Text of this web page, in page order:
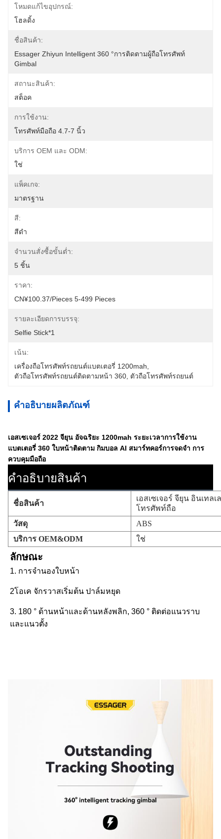
โหมดแก้ไขอุปกรณ์:
โฮลดิ้ง
ชื่อสินค้า:
Essager Zhiyun Intelligent 360 °การติดตามผู้ถือโทรศัพท์
Gimbal
สถานะสินค้า:
สต็อค
การใช้งาน:
โทรศัพท์มือถือ 4.7-7 นิ้ว
บริการ OEM และ ODM:
ใช่
แพ็คเกจ:
มาตรฐาน
สี:
สีดำ
จำนวนสั่งซื้อขั้นต่ำ:
5 ชิ้น
ราคา:
CN¥100.37/pieces 5-499 Pieces
รายละเอียดการบรรจุ:
Selfie Stick*1
เน้น:
เครื่องถือโทรศัพท์รถยนต์แบตเตอรี่ 1200mah
ตัวถือโทรศัพท์รถยนต์ติดตามหน้า 360 ตัวถือโทรศัพท์รถยนต์
คำอธิบายผลิตภัณฑ์
เอสเซเจอร์ 2022 จียุน อัจฉริยะ 1200mah ระยะเวลาการใช้งาน
แบตเตอรี่ 360 ใบหน้าติดตาม กิมบอล AI สมาร์ทคอร์การจดจํา การ
ควบคุมมือถือ
คําอธิบายสินค้า
ชื่อสินค้า
เอสเซเจอร์ จียุน อินเทล
โทรศัพท์ถือ
วัสดุ
ABS
บริการ OEM&ODM
ใช่
ลักษณะ
1. การจํานองใบหน้า
2โอเค จักรวาสเริ่มต้น ปาล์มหยุด
3. 180 ° ด้านหน้าและด้านหลังพลิก, 360 ° ติดต่อแนวราบ
และแนวตั้ง